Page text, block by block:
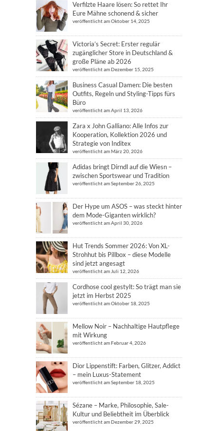
Verfilzte Haare lösen: So rettet Ihr
Eure Mähne schonend & sicher
veröffentlicht am Oktober 14, 2025
Victoria’s Secret: Erster regulär
zugänglicher Store in Deutschland &
große Pläne ab 2026
veröffentlicht am Dezember 15, 2025
Business Casual Damen: Die besten
Outfits, Regeln und Styling-Tipps fürs
Büro
veröffentlicht am April 13, 2026
Zara x John Galliano: Alle Infos zur
Kooperation, Kollektion 2026 und
Strategie von Inditex
veröffentlicht am März 20, 2026
Adidas bringt Dirndl auf die Wiesn –
zwischen Sportswear und Tradition
veröffentlicht am September 26, 2025
Der Hype um ASOS – was steckt hinter
dem Mode-Giganten wirklich?
veröffentlicht am April 30, 2026
Hut Trends Sommer 2026: Von XL-
Strohhut bis Pillbox – diese Modelle
sind jetzt angesagt
veröffentlicht am Juli 12, 2026
Cordhose cool gestylt: So trägt man sie
jetzt im Herbst 2025
veröffentlicht am Oktober 18, 2025
Mellow Noir – Nachhaltige Hautpflege
mit Wirkung
veröffentlicht am Februar 4, 2026
Dior Lippenstift: Farben, Glitzer, Addict
– mein Luxus-Statement
veröffentlicht am September 18, 2025
Sézane – Marke, Philosophie, Sale-
Kultur und Beliebtheit im Überblick
veröffentlicht am Dezember 29, 2025